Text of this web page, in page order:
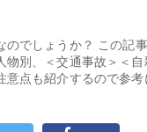
のでしょうか？ この記
別、＜交通事故＞＜
意点も紹介するので参考